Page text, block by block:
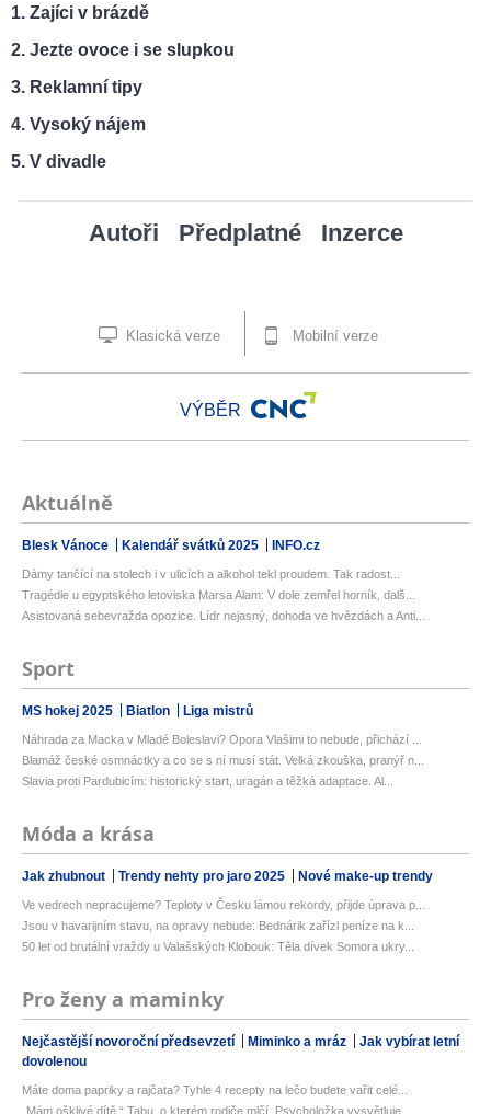
Zajíci v brázdě
Jezte ovoce i se slupkou
Reklamní tipy
Vysoký nájem
V divadle
Autoři Předplatné Inzerce
Klasická verze Mobilní verze
VÝBĚR
Aktuálně
Blesk Vánoce Kalendář svátků 2025 INFO.cz
Dámy tančící na stolech i v ulicích a alkohol tekl proudem. Tak radost...
Tragédie u egyptského letoviska Marsa Alam: V dole zemřel horník, dalš...
Asistovaná sebevražda opozice. Lídr nejasný, dohoda ve hvězdách a Anti...
Sport
MS hokej 2025 Biatlon Liga mistrů
Náhrada za Macka v Mladé Boleslavi? Opora Vlašimi to nebude, přichází ...
Blamáž české osmnáctky a co se s ní musí stát. Velká zkouška, pranýř n...
Slavia proti Pardubicím: historický start, uragán a těžká adaptace. Al...
Móda a krása
Jak zhubnout Trendy nehty pro jaro 2025 Nové make-up trendy
Ve vedrech nepracujeme? Teploty v Česku lámou rekordy, přijde úprava p...
Jsou v havarijním stavu, na opravy nebude: Bednárik zařízl peníze na k...
50 let od brutální vraždy u Valašských Klobouk: Těla dívek Somora ukry...
Pro ženy a maminky
Nejčastější novoroční předsevzetí Miminko a mráz
Jak vybírat letní
dovolenou
Máte doma papriky a rajčata? Tyhle 4 recepty na lečo budete vařit celé...
„Mám ošklivé dítě.“ Tabu, o kterém rodiče mlčí. Psycholožka vysvětluje...